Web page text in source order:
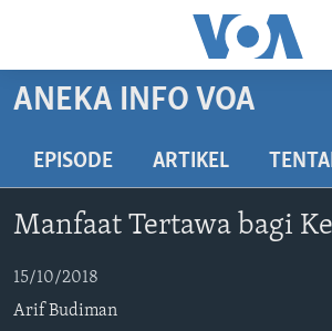
Akses
Utama
Lanjut
Navigasi
Utama
DUNIA
POLYGRAPH
DAFTAR PROGRAM
ANEKA INFO VOA
EPISODE ARTIKEL
Manfaat Tertawa bagi
15/10/2018
Arif Budiman